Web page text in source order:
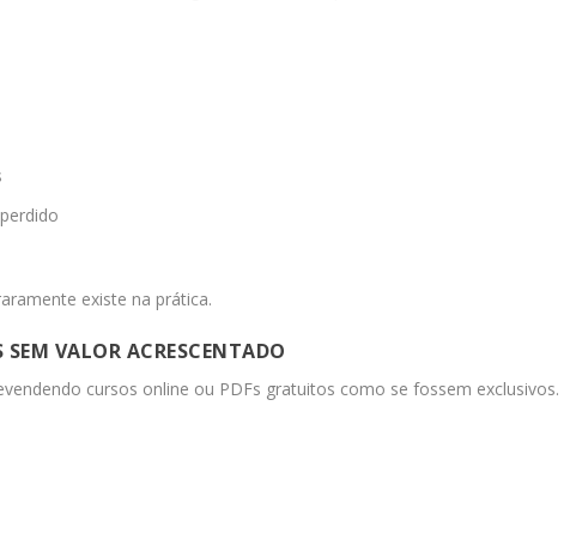
existe na prática.
SEM VALOR ACRESCENTADO
cursos online ou PDFs gratuitos como se fossem exclusivos.